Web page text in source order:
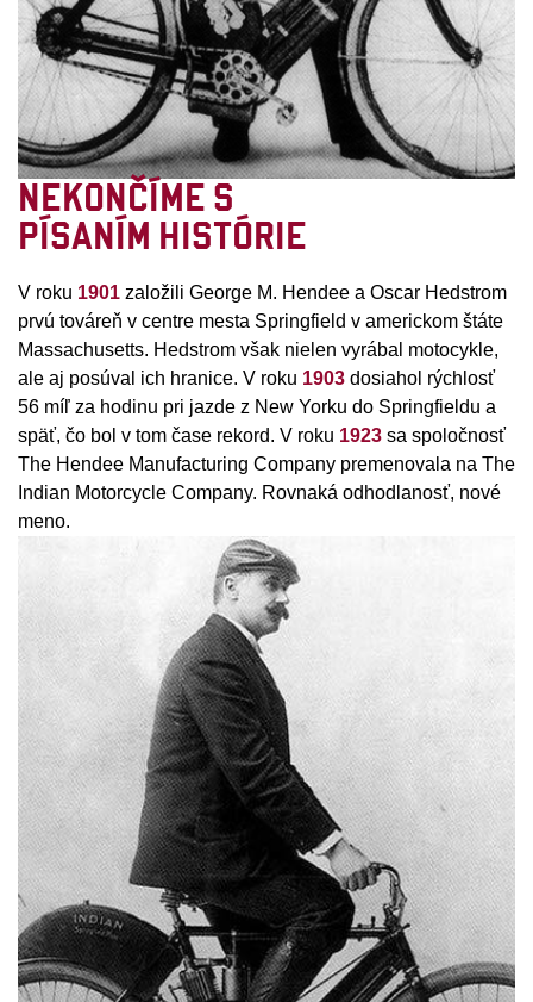
NEKONČÍME S
PÍSANÍM HISTÓRIE
V roku 1901 založili George M. Hendee a Oscar Hedstrom
prvú továreň v centre mesta Springfield v americkom štáte
Massachusetts. Hedstrom však nielen vyrábal motocykle,
ale aj posúval ich hranice. V roku 1903 dosiahol rýchlosť
56 míľ za hodinu pri jazde z New Yorku do Springfieldu a
späť, čo bol v tom čase rekord. V roku 1923 sa spoločnosť
The Hendee Manufacturing Company premenovala na The
Indian Motorcycle Company. Rovnaká odhodlanosť, nové
meno.